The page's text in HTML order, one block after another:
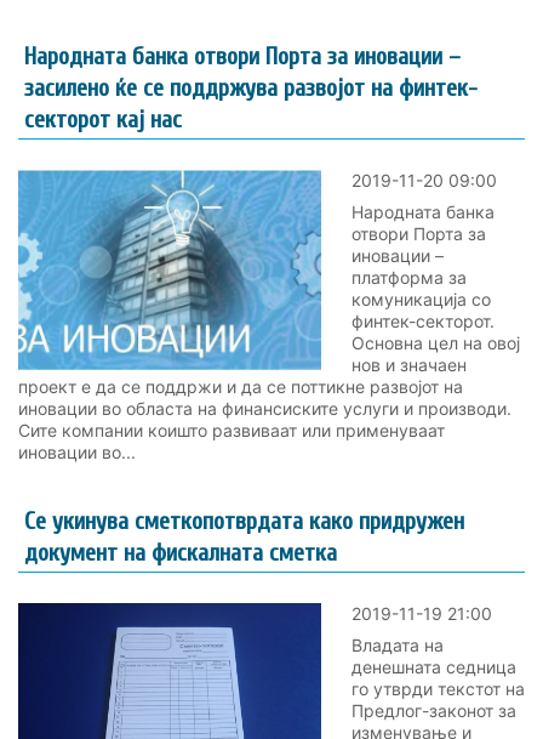
Народната банка отвори Порта за иновации –
засилено ќе се поддржува развојот на финтек-
секторот кај нас
2019-11-20 09:00
Народната банка
отвори Порта за
иновации –
платформа за
комуникација со
финтек-секторот.
Основна цел на овој
нов и значаен
проект е да се поддржи и да се поттикне развојот на
иновации во областа на финансиските услуги и производи.
Сите компании коишто развиваат или применуваат
иновации во...
Се укинува сметкопотврдата како придружен
документ на фискалната сметка
2019-11-19 21:00
Владата на
денешната седница
го утврди текстот на
Предлог-законот за
изменување и